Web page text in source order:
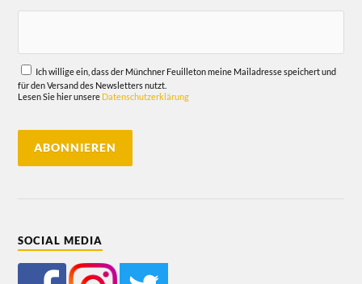
Ich willige ein, dass der Münchner Feuilleton meine Mailadresse speichert und
für den Versand des Newsletters nutzt.
Lesen Sie hier unsere Datenschutzerklärung
SOCIAL MEDIA